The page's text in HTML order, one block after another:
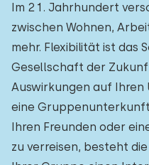
Im 21. Jahrhundert
zwischen Wohnen,
mehr. Flexibilität ist das
Gesellschaft der
Auswirkungen auf Ihren
eine Gruppenunterkunft
Ihren Freunden oder
zu verreisen, besteht